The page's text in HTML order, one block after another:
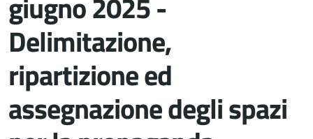
Delimitazione,
ripartizione ed
assegnazione degli spazi